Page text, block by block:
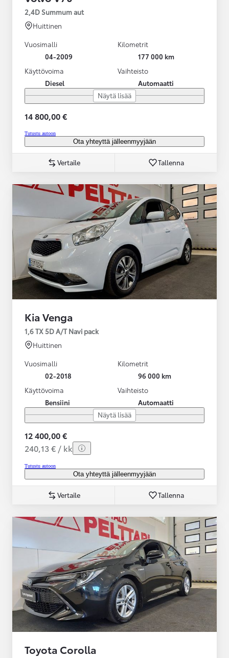
2,4D Summum aut
Huittinen
Vuosimalli
04-2009
Kilometrit
177 000 km
Käyttövoima
Diesel
Vaihteisto
Automaatti
Näytä lisää
14 800,00 €
Tutustu autoon
Ota yhteyttä jälleenmyyjään
Vertaile Tallenna
Kia Venga
1,6 TX 5D A/T Navi pack
Huittinen
Vuosimalli
02-2018
Kilometrit
96 000 km
Käyttövoima
Bensiini
Vaihteisto
Automaatti
Näytä lisää
12 400,00 €
240,13 € / kk
Tutustu autoon
Ota yhteyttä jälleenmyyjään
Vertaile Tallenna
Toyota Corolla